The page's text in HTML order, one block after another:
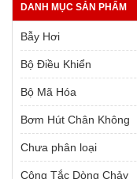
DANH MỤC SẢN PHẨM
Bẫy Hơi
Bộ Điều Khiển
Bộ Mã Hóa
Bơm Hút Chân Không
Chưa phân loại
Công Tắc Dòng Chảy